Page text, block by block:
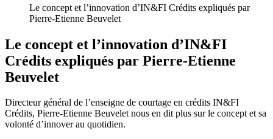
Le concept et l’innovation d’IN&FI Crédits expliqués par
Pierre-Etienne Beuvelet
Le concept et l’innovation d’IN&FI
Crédits expliqués par Pierre-Etienne
Beuvelet
Directeur général de l’enseigne de courtage en crédits IN&FI
Crédits, Pierre-Etienne Beuvelet nous en dit plus sur le concept et sa
volonté d’innover au quotidien.